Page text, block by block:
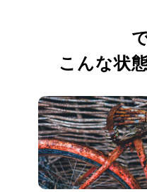
こんな状